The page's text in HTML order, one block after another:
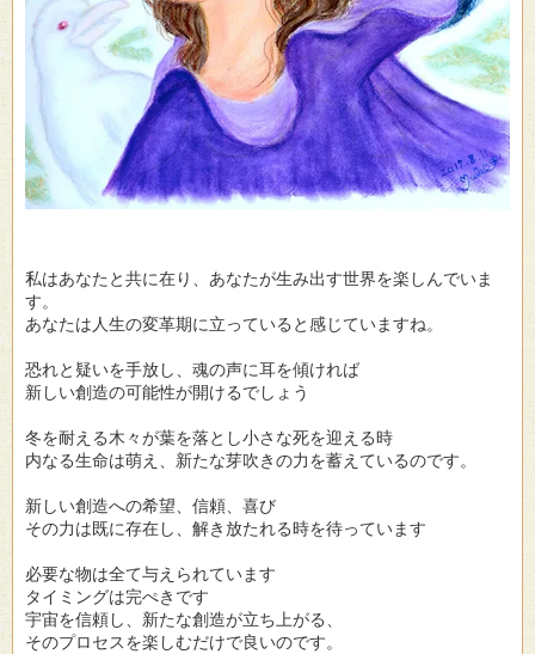
私はあなたと共に在り、あなたが生み出す世界を楽しんでいま
す。
あなたは人生の変革期に立っていると感じていますね。
恐れと疑いを手放し、魂の声に耳を傾ければ
新しい創造の可能性が開けるでしょう
冬を耐える木々が葉を落とし小さな死を迎える時
内なる生命は萌え、新たな芽吹きの力を蓄えているのです。
新しい創造への希望、信頼、喜び
その力は既に存在し、解き放たれる時を待っています
必要な物は全て与えられています
タイミングは完ぺきです
宇宙を信頼し、新たな創造が立ち上がる、
そのプロセスを楽しむだけで良いのです。